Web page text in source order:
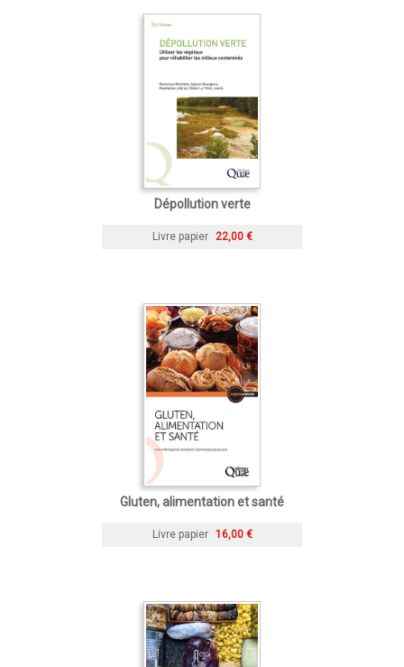
Dépollution verte
Livre papier 22,00 €
Gluten, alimentation et santé
Livre papier 16,00 €